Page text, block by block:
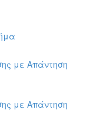
με Απάντηση
με Απάντηση